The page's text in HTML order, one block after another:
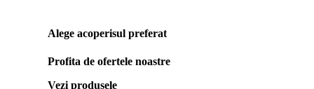
Alege acoperisul preferat
Profita de ofertele noastre
Vezi produsele